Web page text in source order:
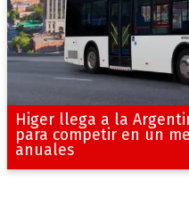
Higer llega a la
para competir en un
anuales